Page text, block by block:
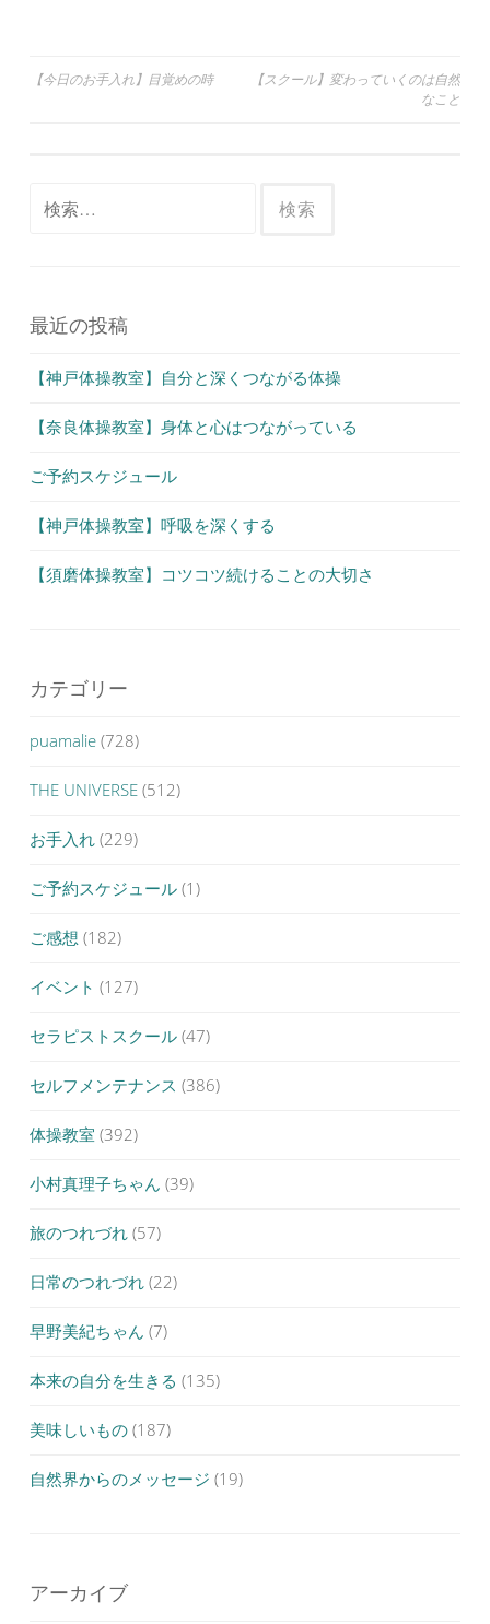
投
ゲ
ョ
【今日のお手入れ】目覚めの時
【スクール】変わっていくのは自然
なこと
最近の投稿
【神戸体操教室】自分と深くつながる体操
【奈良体操教室】身体と心はつながっている
ご予約スケジュール
【神戸体操教室】呼吸を深くする
【須磨体操教室】コツコツ続けることの大切さ
カテゴリー
puamalie (728)
THE UNIVERSE (512)
お手入れ (229)
ご予約スケジュール (1)
ご感想 (182)
イベント (127)
セラピストスクール (47)
セルフメンテナンス (386)
体操教室 (392)
小村真理子ちゃん (39)
旅のつれづれ (57)
日常のつれづれ (22)
早野美紀ちゃん (7)
本来の自分を生きる (135)
美味しいもの (187)
自然界からのメッセージ (19)
アーカイブ